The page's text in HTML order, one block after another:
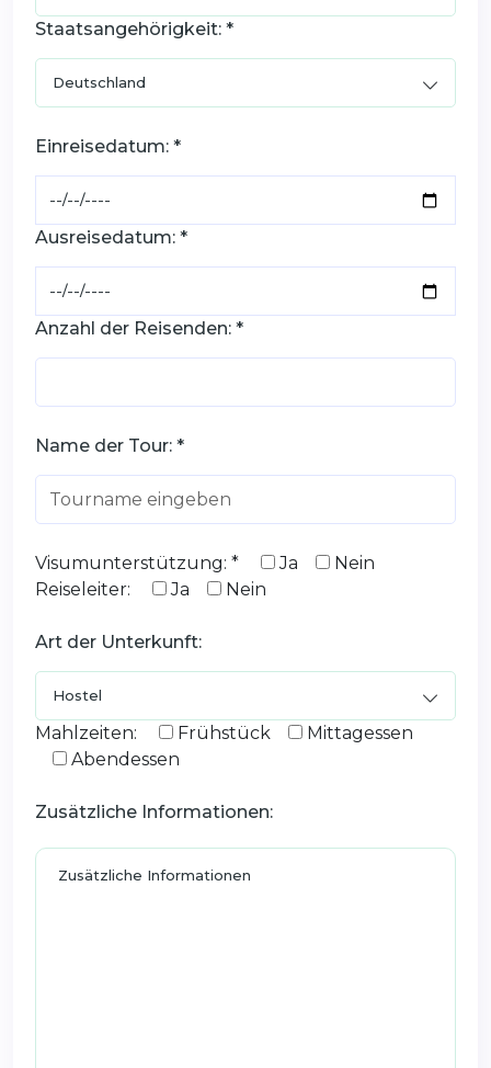
Staatsangehörigkeit: *
Einreisedatum: *
Ausreisedatum: *
Anzahl der Reisenden: *
Name der Tour: *
Visumunterstützung: * Ja
Nein
Reiseleiter:
Ja Nein
Art der Unterkunft:
Mahlzeiten: Frühstück
Mittagessen
Abendessen
Zusätzliche Informationen: